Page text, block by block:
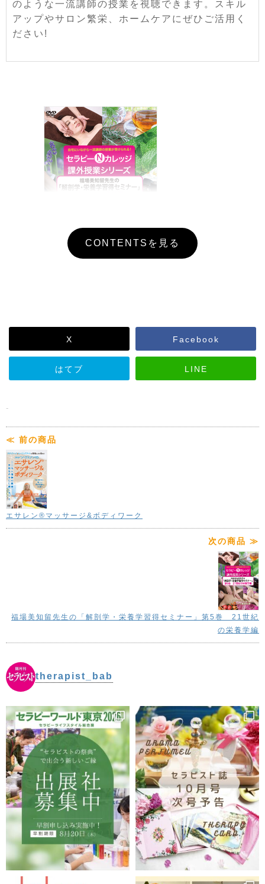
のような一流講師の授業を視聴できます。スキル
アップやサロン繁栄、ホームケアにぜひご活用く
ださい!
監修
福場美知留
収録時間
ジャンル
収録内容
Part.1 皮膚学
●表皮層 ●真皮層
●上皮組織癌
●しみ ●赤ら顔・敏感肌
面白くてためになる
セラピストの基礎知識
セラピストを育成する、アロマ・リンパセラピスト協会
の福場美知留さんによる解剖学・栄養学習得セミナーを
収録。第6巻目(全6巻)は「皮膚学編」。皮膚の働き、
水々しい肌の条件、そして肌トラブルの解明、クライア
ントの肌の悩みを解消するための正しいお肌のケア方法
と生活で活かせる知識を伝授します。
著者プロフィール
CONTENTSを見る
X Facebook
はてブ LINE
-
≪ 前の商品
エサレン®マッサージ&ボディワーク
次の商品 ≫
福場美知留先生の「解剖学・栄養学習得セミナー」第5巻 21世紀
の栄養学編
therapist_bab